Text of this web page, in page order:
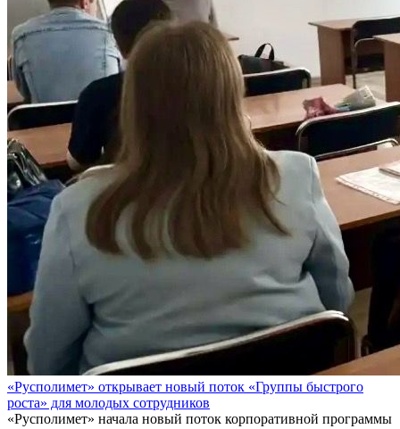
«Русполимет» открывает новый поток «Группы быстрого
роста» для молодых сотрудников
«Русполимет» начала новый поток корпоративной программы